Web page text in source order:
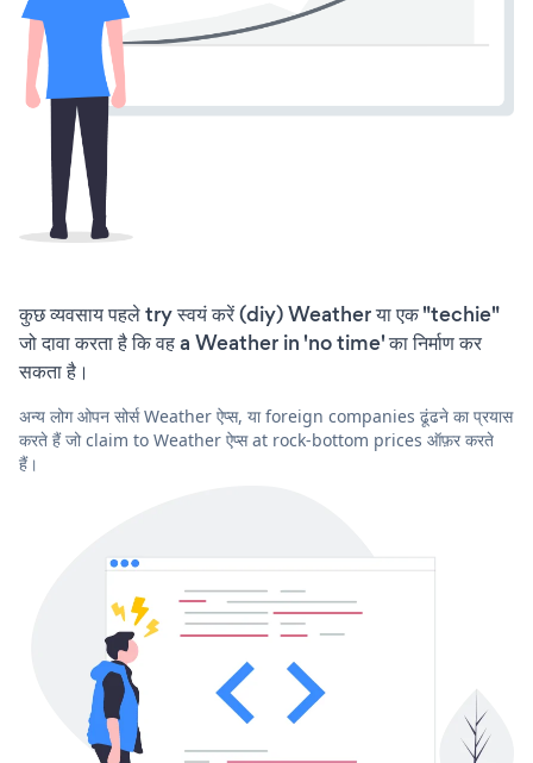
कुछ व्यवसाय पहले try स्वयं करें (diy) Weather या एक "techie"
जो दावा करता है कि वह a Weather in 'no time' का निर्माण कर
सकता है।
अन्य लोग ओपन सोर्स Weather ऐप्स, या foreign companies ढूंढने का प्रयास
करते हैं जो claim to Weather ऐप्स at rock-bottom prices ऑफ़र करते
हैं।